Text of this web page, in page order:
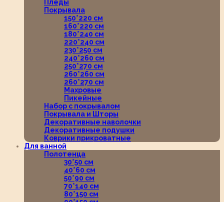
Пледы
Покрывала
150*220 см
160*220 см
180*240 см
220*240 см
230*250 см
240*260 см
250*270 см
260*260 см
260*270 см
Махровые
Пикейные
Набор с покрывалом
Покрывала и Шторы
Декоративные наволочки
Декоративные подушки
Коврики прикроватные
Для ванной
Полотенца
30*50 см
40*60 см
50*90 см
70*140 см
80*150 см